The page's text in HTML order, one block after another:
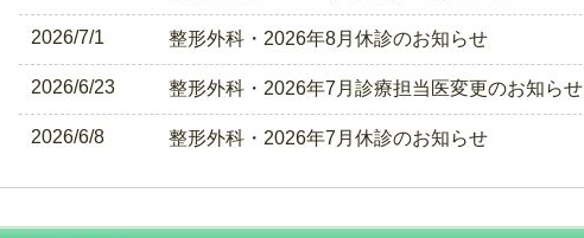
2026/7/1 整形外科・2026年8月休診のお知らせ
2026/6/23 整形外科・2026年7月診療担当医変更のお知らせ
2026/6/8 整形外科・2026年7月休診のお知らせ